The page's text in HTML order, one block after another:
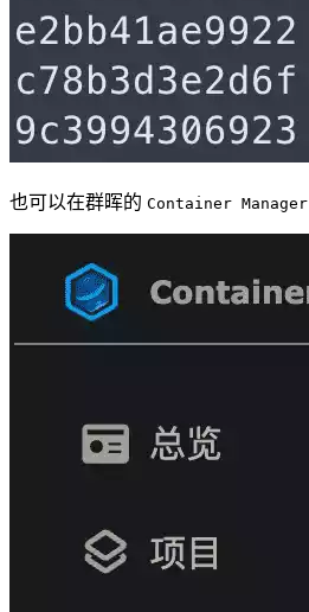
也可以在群晖的 Container Manager